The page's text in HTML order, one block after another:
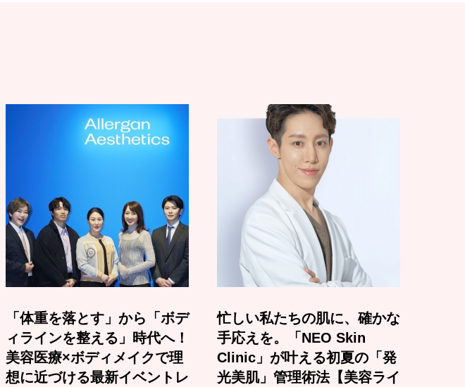
「体重を落とす」から「ボデ
ィラインを整える」時代へ！
美容医療×ボディメイクで理
想に近づける最新イベントレ
忙しい私たちの肌に、確かな
手応えを。「NEO Skin
Clinic」が叶える初夏の「発
光美肌」管理術法【美容ライ